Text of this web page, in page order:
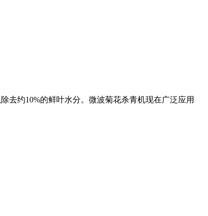
去约10%的鲜叶水分。微波菊花杀青机现在广泛应用